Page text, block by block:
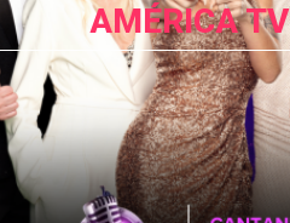
AMÉRICA TV